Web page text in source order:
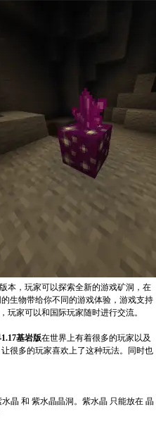
本，玩家可以探索全新的游戏矿洞，在
生物带给你不同的游戏体验，游戏支持
玩家可以和国际玩家随时进行交流。
基岩版在世界上有着很多的玩家以及
很多的玩家喜欢上了这种玩法。同时也
晶 和 紫水晶晶洞。紫水晶 只能放在 晶